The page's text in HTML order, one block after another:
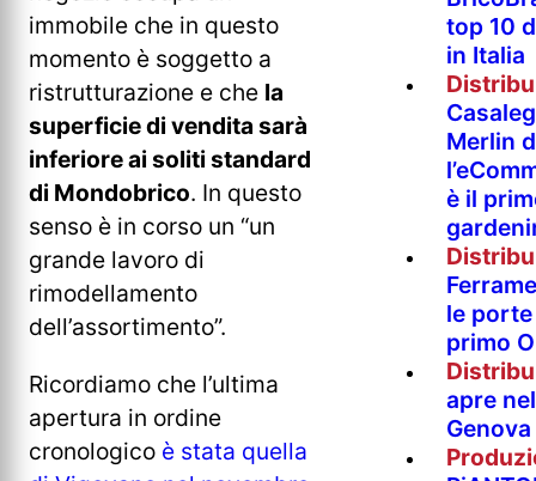
immobile che in questo
momento è soggetto a
ristrutturazione e che la
superficie di vendita sarà
inferiore ai soliti standard
di Mondobrico. In questo
senso è in corso un “un
grande lavoro di
rimodellamento
dell’assortimento”.
Ricordiamo che l’ultima
apertura in ordine
cronologico è stata quella
top 10
in Italia
Merlin
è il
le
primo
apre
Genova